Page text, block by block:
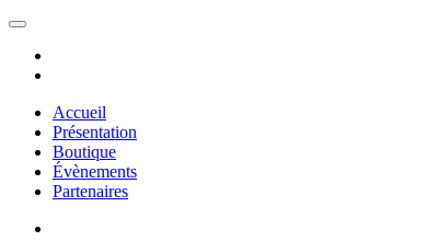
Accueil
Présentation
Boutique
Évènements
Partenaires